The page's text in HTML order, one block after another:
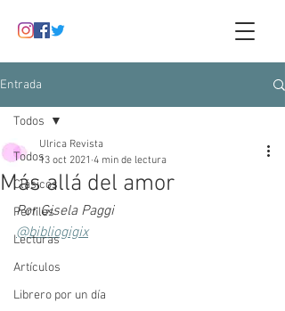
Entrada
Todos
Clásicos
Perfiles
Lecturas
Artículos
Librero por un día
Todos
Más allá del amor
Ulrica Revista
13 oct 2021 4 min de lectura
Por Gisela Paggi
@bibliogigix